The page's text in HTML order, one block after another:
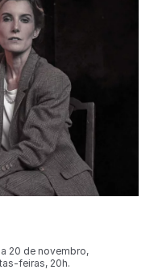
20 de novembro,
feiras, 20h.